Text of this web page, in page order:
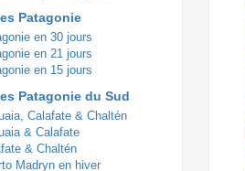
Patagonie
en 30 jours
en 21 jours
en 15 jours
Patagonie du Sud
Calafate & Chaltén
& Calafate
& Chaltén
Madryn en hiver